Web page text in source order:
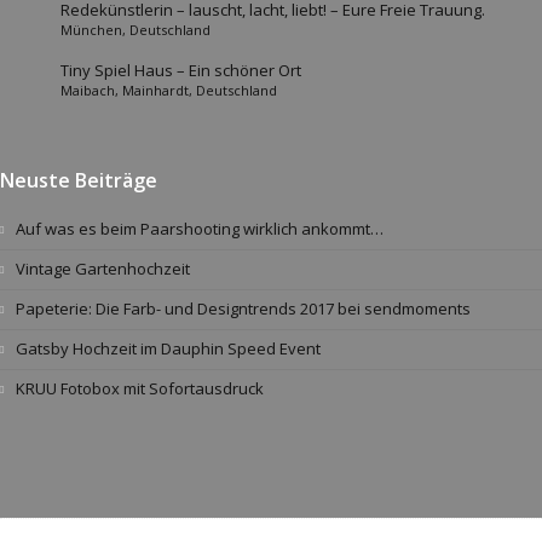
Redekünstlerin – lauscht, lacht, liebt! – Eure Freie Trauung.
München, Deutschland
Tiny Spiel Haus – Ein schöner Ort
Maibach, Mainhardt, Deutschland
Neuste Beiträge
Auf was es beim Paarshooting wirklich ankommt…
Vintage Gartenhochzeit
Papeterie: Die Farb- und Designtrends 2017 bei sendmoments
Gatsby Hochzeit im Dauphin Speed Event
KRUU Fotobox mit Sofortausdruck